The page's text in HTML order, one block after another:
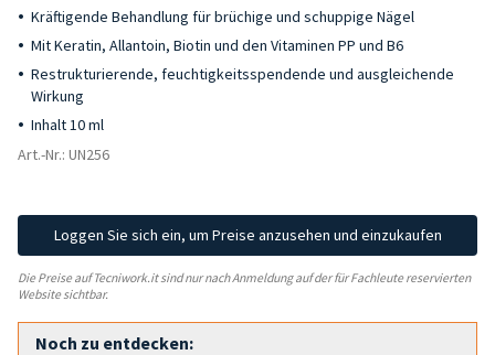
Kräftigende Behandlung für brüchige und schuppige Nägel
Mit Keratin, Allantoin, Biotin und den Vitaminen PP und B6
Restrukturierende, feuchtigkeitsspendende und ausgleichende
Wirkung
Inhalt 10 ml
Art.-Nr.: UN256
Loggen Sie sich ein, um Preise anzusehen und einzukaufen
Die Preise auf Tecniwork.it sind nur nach Anmeldung auf der für Fachleute reservierten
Website sichtbar.
Noch zu entdecken: